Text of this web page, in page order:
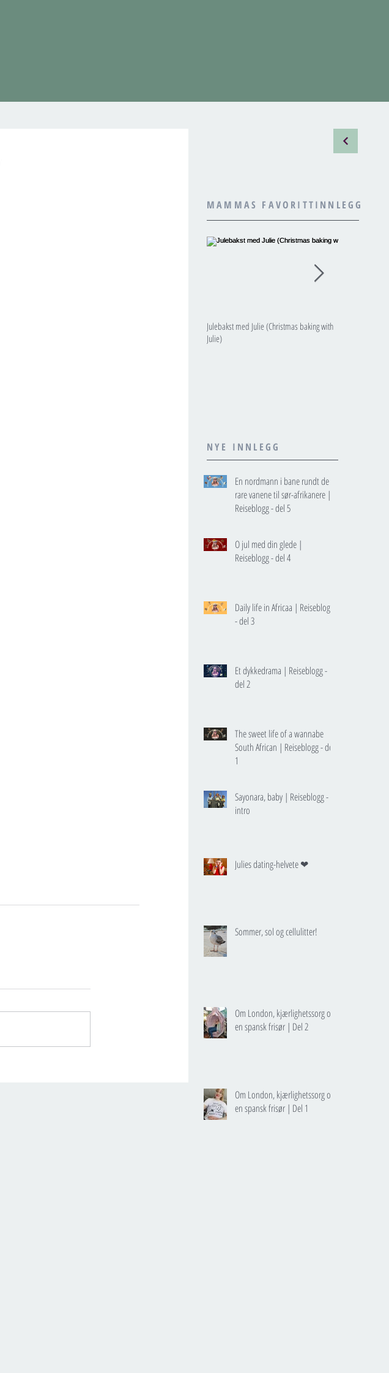
MAMMAS FAVORITTINNLEGG
Julebakst med Julie (Christmas baking with
Julie)
NYE INNLEGG
En nordmann i bane rundt de
rare vanene til sør-afrikanere |
Reiseblogg - del 5
O jul med din glede |
Reiseblogg - del 4
Daily life in Africaa | Reiseblogg
- del 3
Et dykkedrama | Reiseblogg -
del 2
The sweet life of a wannabe
South African | Reiseblogg - del
1
Sayonara, baby | Reiseblogg -
intro
Julies dating-helvete ❤
Sommer, sol og cellulitter!
Om London, kjærlighetssorg og
en spansk frisør | Del 2
Om London, kjærlighetssorg og
en spansk frisør | Del 1